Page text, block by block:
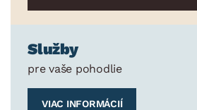
Služby
pre vaše pohodlie
VIAC INFORMÁCIÍ